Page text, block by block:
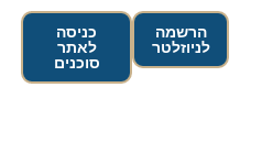
הרשמה
לניוזלטר
כניסה
לאתר
סוכנים